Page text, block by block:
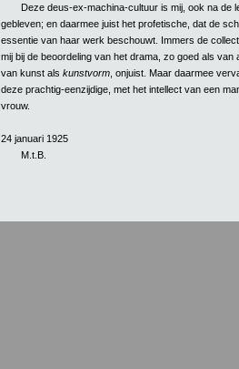
Deze deus-ex-machina-cultuur is mij, ook na de
gebleven; en daarmee juist het profetische, dat de
essentie van haar werk beschouwt. Immers de
mij bij de beoordeling van het drama, zo goed als van
van kunst als kunstvorm , onjuist. Maar daarmee
deze prachtig-eenzijdige, met het intellect van een
vrouw.
24 januari 1925
M.t.B.